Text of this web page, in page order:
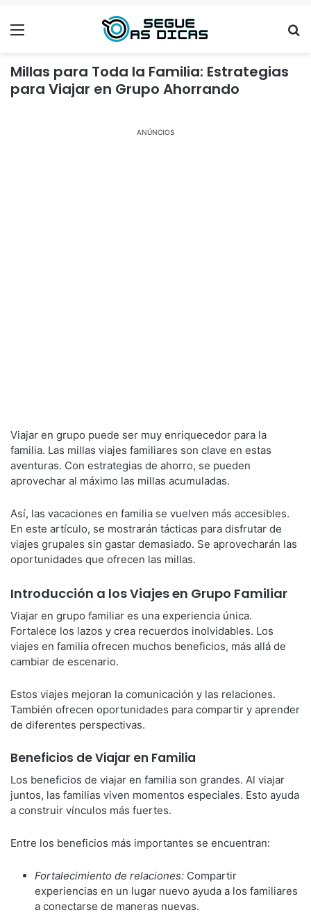
Menu
Millas para Toda la Familia: Estrategias
para Viajar en Grupo Ahorrando
ANÚNCIOS
Viajar en grupo puede ser muy enriquecedor para la
familia. Las millas viajes familiares son clave en estas
aventuras. Con estrategias de ahorro, se pueden
aprovechar al máximo las millas acumuladas.
Así, las vacaciones en familia se vuelven más accesibles.
En este artículo, se mostrarán tácticas para disfrutar de
viajes grupales sin gastar demasiado. Se aprovecharán las
oportunidades que ofrecen las millas.
Introducción a los Viajes en Grupo Familiar
Viajar en grupo familiar es una experiencia única.
Fortalece los lazos y crea recuerdos inolvidables. Los
viajes en familia ofrecen muchos beneficios, más allá de
cambiar de escenario.
Estos viajes mejoran la comunicación y las relaciones.
También ofrecen oportunidades para compartir y aprender
de diferentes perspectivas.
Beneficios de Viajar en Familia
Los beneficios de viajar en familia son grandes. Al viajar
juntos, las familias viven momentos especiales. Esto ayuda
a construir vínculos más fuertes.
Entre los beneficios más importantes se encuentran:
Fortalecimiento de relaciones: Compartir
experiencias en un lugar nuevo ayuda a los familiares
a conectarse de maneras nuevas.